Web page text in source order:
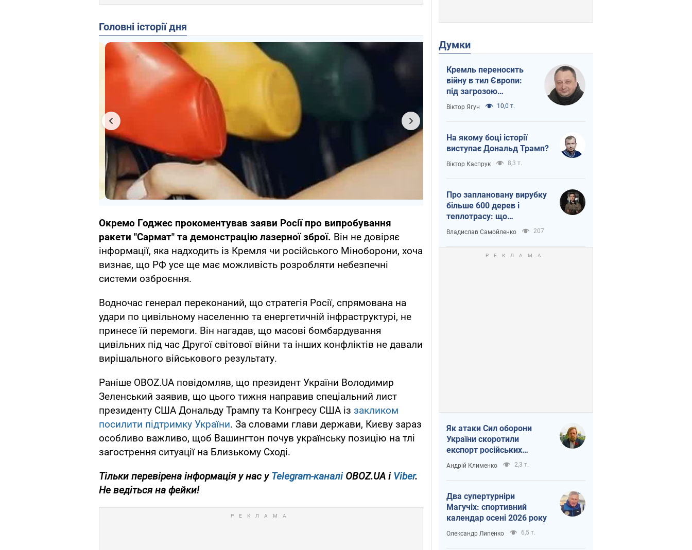
Головні історії дня
Окремо Годжес прокоментував заяви Росії про випробування
ракети "Сармат" та демонстрацію лазерної зброї. Він не довіряє
інформації, яка надходить із Кремля чи російського Міноборони, хоча
визнає, що РФ усе ще має можливість розробляти небезпечні
системи озброєння.
Водночас генерал переконаний, що стратегія Росії, спрямована на
удари по цивільному населенню та енергетичній інфраструктурі, не
принесе їй перемоги. Він нагадав, що масові бомбардування
цивільних під час Другої світової війни та інших конфліктів не давали
вирішального військового результату.
Раніше OBOZ.UA повідомляв, що президент України Володимир
Зеленський заявив, що цього тижня направив спеціальний лист
президенту США Дональду Трампу та Конгресу США із закликом
посилити підтримку України. За словами глави держави, Києву зараз
особливо важливо, щоб Вашингтон почув українську позицію на тлі
загострення ситуації на Близькому Сході.
Тільки перевірена інформація у нас уTelegram-каналіOBOZ.UA і Viber.
Не ведіться на фейки!
Думки
Кремль переносить
війну в тил Європи:
під загрозою
критична логістика
Віктор Ягун 10,0 т.
На якому боці історії
виступає Дональд Трамп?
Віктор Каспрук 8,3 т.
Про заплановану вирубку
більше 600 дерев і
теплотрасу: що
відбувається на Теремках
у Києві
Владислав Самойленко 207
Як атаки Сил оборони
України скоротили
експорт російських
нафтопродуктів
Андрій Клименко 2,3 т.
Два супертурніри
Магучіх: спортивний
календар осені 2026 року
Олександр Липенко 6,5 т.